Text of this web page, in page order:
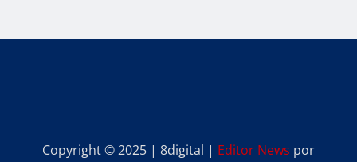
Copyright © 2025 | 8digital | Editor News por